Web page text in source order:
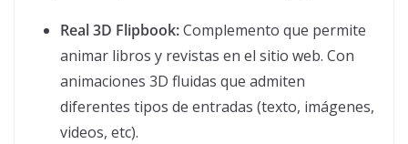
Real 3D Flipbook:Complemento que permite
animar libros y revistas en el sitio web. Con
animaciones 3D fluidas que admiten
diferentes tipos de entradas (texto, imágenes,
videos, etc).